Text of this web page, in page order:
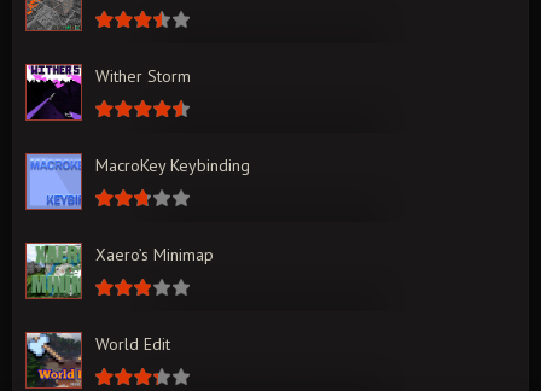
Wither Storm
MacroKey Keybinding
Xaero’s Minimap
World Edit